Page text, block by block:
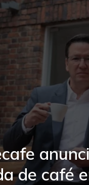
de café